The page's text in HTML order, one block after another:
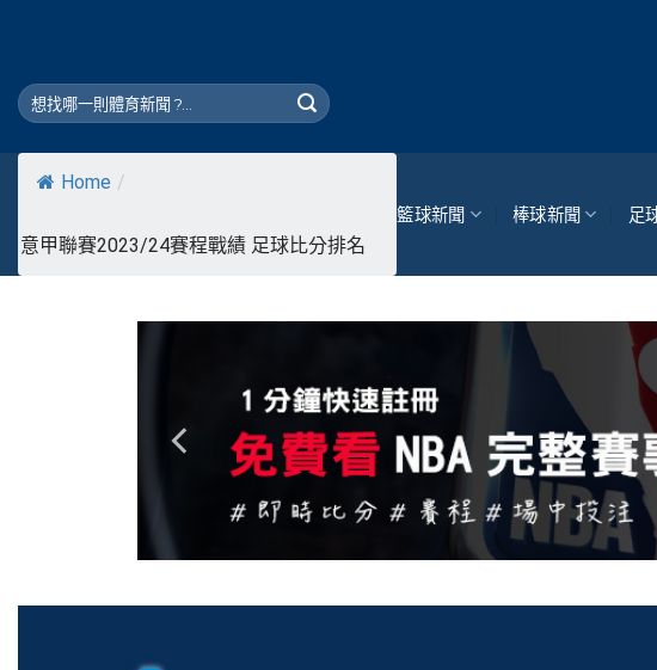
Home /
意甲聯賽2023/24賽程戰績 足球比分排名
籃球新聞 棒球新聞 足